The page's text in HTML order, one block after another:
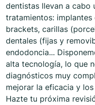
dentistas llevan a cabo
tratamientos:
brackets, carillas
dentales (fijas y
endodoncia...
alta tecnología, lo que
diagnósticos muy
mejorar la eficacia y
Hazte tu próxima